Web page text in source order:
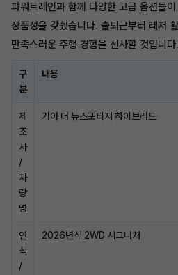
파워트레인과 함께 다양한 고급 옵션들
상품성을 갖췄습니다. 출퇴근부터 레저
만족스러운 주행 경험을 선사할 것입니다.
구
분
내용
제
조
사
/
차
량
명
기아 더 뉴스포티지 하이브리드
연
식
/
2026년식 2WD 시그니처